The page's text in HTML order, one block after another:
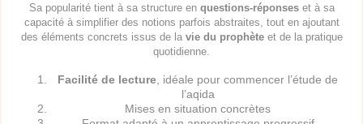
Sa popularité tient à sa structure en questions-réponseset à sa
capacité à simplifier des notions parfois abstraites, tout en ajoutant
des éléments concrets issus de la vie du prophèteet de la pratique
quotidienne.
Facilité de lecture , idéale pour commencer l’étude de
l’aqida
Mises en situation concrètes